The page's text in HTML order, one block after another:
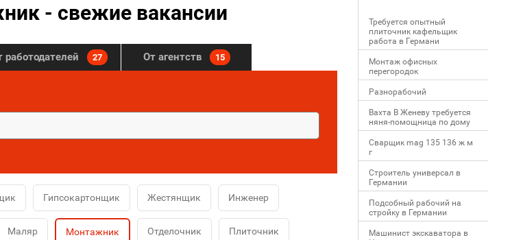
- свежие вакансии
работодателей 27 От агентств 15
Гипсокартонщик Жестянщик Инженер
Маляр Монтажник Отделочник Плиточник
Требуется опытный
плиточник кафельщик
работa в Германи
Mонтаж офисных
перегородок
Разнорабочий
Вахта В Женеву требуется
няня-помощница по дому
Сварщик mag 135 136 ж м
г
Строитель универсал в
Германии
Подсобный рабочий на
стройку в Германии
Машинист экскаватора в